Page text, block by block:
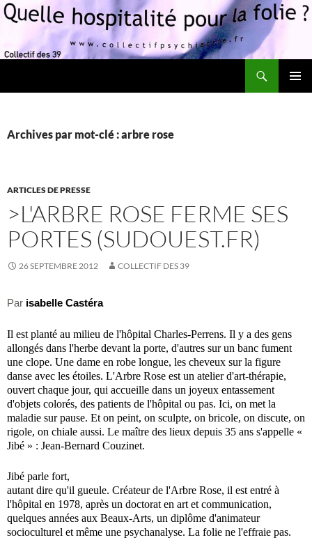
Archives par mot-clé : arbre rose
ARTICLES DE PRESSE
>L'ARBRE ROSE FERME SES
PORTES (SUDOUEST.FR)
26 SEPTEMBRE 2012 COLLECTIF DES 39
Par isabelle Castéra
Il est planté au milieu de l'hôpital Charles-Perrens. Il y a des gens
allongés dans l'herbe devant la porte, d'autres sur un banc fument
une clope. Une dame en robe longue, les cheveux sur la figure
danse avec les étoiles. L'Arbre Rose est un atelier d'art-thérapie,
ouvert chaque jour, qui accueille dans un joyeux entassement
d'objets colorés, des patients de l'hôpital ou pas. Ici, on met la
maladie sur pause. Et on peint, on sculpte, on bricole, on discute, on
rigole, on chiale aussi. Le maître des lieux depuis 35 ans s'appelle «
Jibé » : Jean-Bernard Couzinet.
Jibé parle fort,
autant dire qu'il gueule. Créateur de l'Arbre Rose, il est entré à
l'hôpital en 1978, après un doctorat en art et communication,
quelques années aux Beaux-Arts, un diplôme d'animateur
socioculturel et même une psychanalyse. La folie ne l'effraie pas.